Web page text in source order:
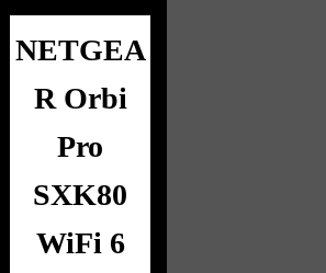
NETGEA
R Orbi
Pro
SXK80
WiFi 6